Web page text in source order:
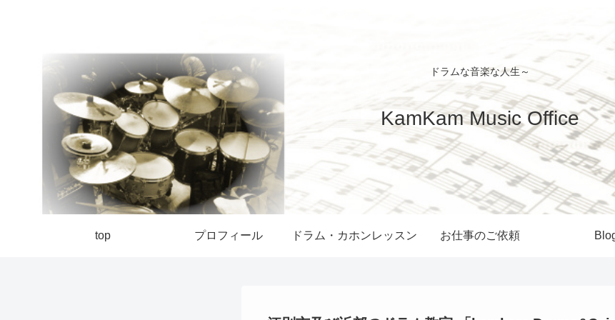
ドラムな音楽な人生～
KamKam Music Office
top プロフィール ドラム・カホンレッスン お仕事のご依頼